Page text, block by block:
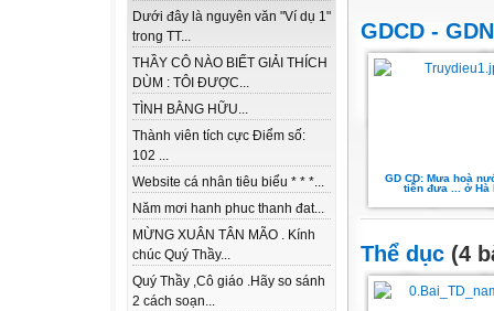
Dưới đây là nguyên văn "Ví dụ 1"
trong TT...
THẦY CÔ NÀO BIẾT GIẢI THÍCH
DÙM : TÔI ĐƯỢC...
TÌNH BẰNG HỮU...
Thành viên tích cực Điểm số:
102 ...
Website cá nhân tiêu biểu * * *...
Năm mơi hanh phuc thanh đat...
MỪNG XUÂN TÂN MÃO . Kính
chúc Quý Thầy...
Quý Thầy ,Cô giáo .Hãy so sánh
2 cách soạn...
GDCD -
GD CD: Mưa hoà
tiễn đưa ... ở Hà
Thể dục (4